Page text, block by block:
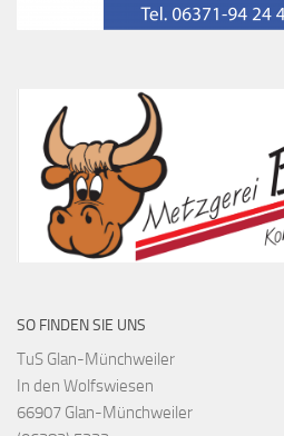
SO FINDEN SIE UNS
TuS Glan-Münchweiler
In den Wolfswiesen
66907 Glan-Münchweiler